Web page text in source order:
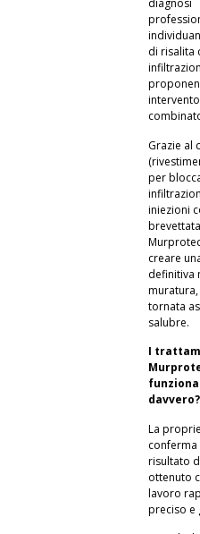
diagnosi
di risalita
intervento
Grazie al
per
iniezioni
brevettata
creare
definitiva
muratura,
tornata
salubre.
I
davvero?
La
conferma
risultato
ottenuto
lavoro
preciso e